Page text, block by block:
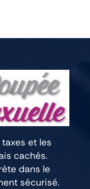
et les
cachés.
dans le
sécurisé.